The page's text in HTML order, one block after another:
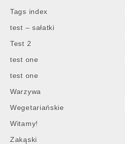
Tags index
test – sałatki
Test 2
test one
test one
Warzywa
Wegetariańskie
Witamy!
Zakąski